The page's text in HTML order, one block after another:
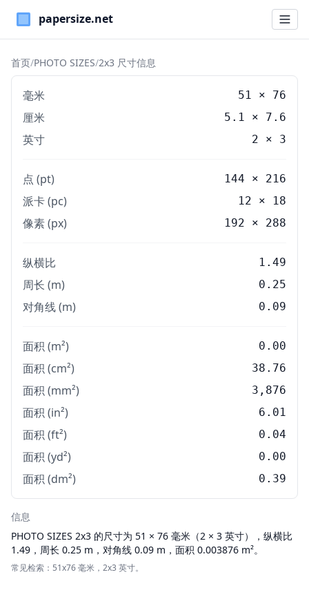
Paper Sizes
首页/PHOTO SIZES/2x3 尺寸信息
毫米 51 × 76
厘米 5.1 × 7.6
英寸 2 × 3
点 (pt) 144 × 216
派卡 (pc) 12 × 18
像素 (px) 192 × 288
纵横比 1.49
周长 (m) 0.25
对角线 (m) 0.09
面积 (m²) 0.00
面积 (cm²) 38.76
面积 (mm²) 3,876
面积 (in²) 6.01
面积 (ft²) 0.04
面积 (yd²) 0.00
面积 (dm²) 0.39
信息
PHOTO SIZES 2x3 的尺寸为 51 × 76 毫米（2 × 3 英寸），纵横比
1.49，周长 0.25 m，对角线 0.09 m，面积 0.003876 m²。
常见检索：51x76 毫米，2x3 英寸。